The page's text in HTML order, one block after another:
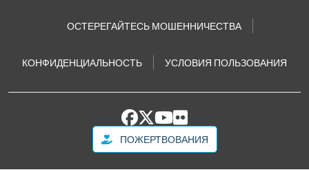
ОСТЕРЕГАЙТЕСЬ МОШЕННИЧЕСТВА
КОНФИДЕНЦИАЛЬНОСТЬ УСЛОВИЯ ПОЛЬЗОВАНИЯ
ПОЖЕРТВОВАНИЯ